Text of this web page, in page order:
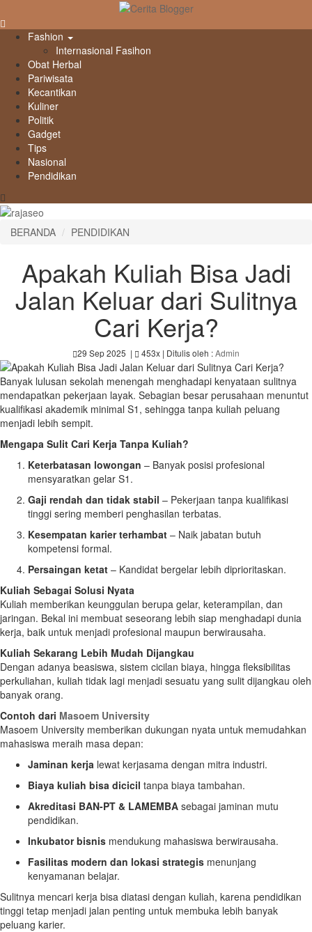
Fashion
Internasional Fasihon
Obat Herbal
Pariwisata
Kecantikan
Kuliner
Politik
Gadget
Tips
Nasional
Pendidikan
BERANDA PENDIDIKAN
Apakah Kuliah Bisa Jadi
Jalan Keluar dari Sulitnya
Cari Kerja?
29 Sep 2025 | 453x | Ditulis oleh :Admin
Banyak lulusan sekolah menengah menghadapi kenyataan sulitnya
mendapatkan pekerjaan layak. Sebagian besar perusahaan menuntut
kualifikasi akademik minimal S1, sehingga tanpa kuliah peluang
menjadi lebih sempit.
Mengapa Sulit Cari Kerja Tanpa Kuliah?
Keterbatasan lowongan – Banyak posisi profesional
mensyaratkan gelar S1.
Gaji rendah dan tidak stabil – Pekerjaan tanpa kualifikasi
tinggi sering memberi penghasilan terbatas.
Kesempatan karier terhambat – Naik jabatan butuh
kompetensi formal.
Persaingan ketat – Kandidat bergelar lebih diprioritaskan.
Kuliah Sebagai Solusi Nyata
Kuliah memberikan keunggulan berupa gelar, keterampilan, dan
jaringan. Bekal ini membuat seseorang lebih siap menghadapi dunia
kerja, baik untuk menjadi profesional maupun berwirausaha.
Kuliah Sekarang Lebih Mudah Dijangkau
Dengan adanya beasiswa, sistem cicilan biaya, hingga fleksibilitas
perkuliahan, kuliah tidak lagi menjadi sesuatu yang sulit dijangkau oleh
banyak orang.
Contoh dari Masoem University
Masoem University memberikan dukungan nyata untuk memudahkan
mahasiswa meraih masa depan:
Jaminan kerja lewat kerjasama dengan mitra industri.
Biaya kuliah bisa dicicil tanpa biaya tambahan.
Akreditasi BAN-PT & LAMEMBA sebagai jaminan mutu
pendidikan.
Inkubator bisnis mendukung mahasiswa berwirausaha.
Fasilitas modern dan lokasi strategis menunjang
kenyamanan belajar.
Sulitnya mencari kerja bisa diatasi dengan kuliah, karena pendidikan
tinggi tetap menjadi jalan penting untuk membuka lebih banyak
peluang karier.